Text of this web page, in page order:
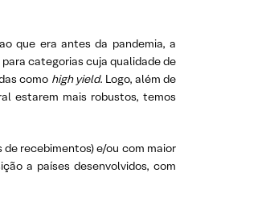
que era antes da pandemia, a
categorias cuja qualidade de
como high yield. Logo, além de
estarem mais robustos, temos
recebimentos) e/ou com maior
a países desenvolvidos, com